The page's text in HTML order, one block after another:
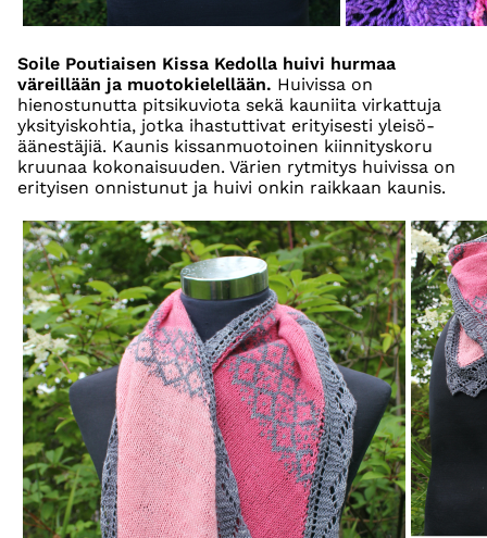
Soile Poutiaisen Kissa Kedolla huivi hurmaa
väreillään ja muotokielellään. Huivissa on
hienostunutta pitsikuviota sekä kauniita virkattuja
yksityiskohtia, jotka ihastuttivat erityisesti yleisö-
äänestäjiä. Kaunis kissanmuotoinen kiinnityskoru
kruunaa kokonaisuuden. Värien rytmitys huivissa on
erityisen onnistunut ja huivi onkin raikkaan kaunis.